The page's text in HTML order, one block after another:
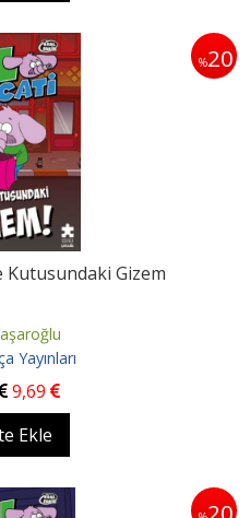
%20
Kutusundaki Gizem
Yayınları
9,69
Ekle